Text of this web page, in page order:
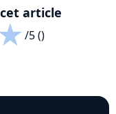
article
/5 ()